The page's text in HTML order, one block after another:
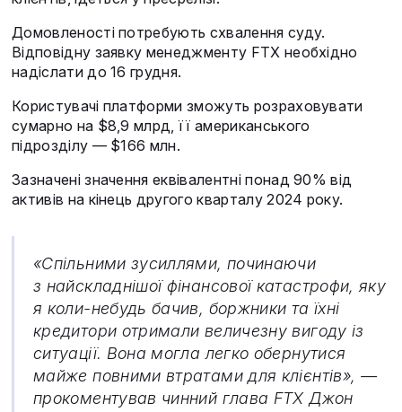
Домовленості потребують схвалення суду.
Відповідну заявку менеджменту FTX необхідно
надіслати до 16 грудня.
Користувачі платформи зможуть розраховувати
сумарно на $8,9 млрд, її американського
підрозділу — $166 млн.
Зазначені значення еквівалентні понад 90% від
активів на кінець другого кварталу 2024 року.
«Спільними зусиллями, починаючи
з найскладнішої фінансової катастрофи, яку
я коли-небудь бачив, боржники та їхні
кредитори отримали величезну вигоду із
ситуації. Вона могла легко обернутися
майже повними втратами для клієнтів», —
прокоментував чинний глава FTX Джон